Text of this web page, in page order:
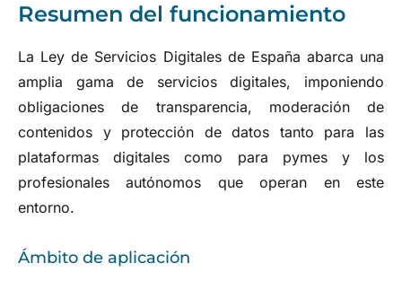
Resumen del funcionamiento
La Ley de Servicios Digitales de España abarca una
amplia gama de servicios digitales, imponiendo
obligaciones de transparencia, moderación de
contenidos y protección de datos tanto para las
plataformas digitales como para pymes y los
profesionales autónomos que operan en este
entorno.
Ámbito de aplicación